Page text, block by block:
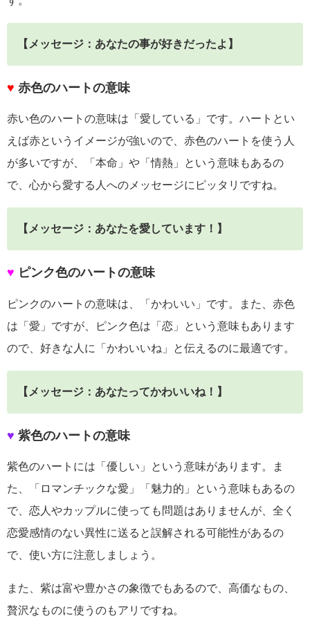
【メッセージ：あなたの事が好きだったよ】
♥ 赤色のハートの意味
赤い色のハートの意味は「愛している」です。ハートとい
えば赤というイメージが強いので、赤色のハートを使う人
が多いですが、「本命」や「情熱」という意味もあるの
で、心から愛する人へのメッセージにピッタリですね。
【メッセージ：あなたを愛しています！】
♥ ピンク色のハートの意味
ピンクのハートの意味は、「かわいい」です。また、赤色
は「愛」ですが、ピンク色は「恋」という意味もあります
ので、好きな人に「かわいいね」と伝えるのに最適です。
【メッセージ：あなたってかわいいね！】
♥ 紫色のハートの意味
紫色のハートには「優しい」という意味があります。ま
た、「ロマンチックな愛」「魅力的」という意味もあるの
で、恋人やカップルに使っても問題はありませんが、全く
恋愛感情のない異性に送ると誤解される可能性があるの
で、使い方に注意しましょう。
また、紫は富や豊かさの象徴でもあるので、高価なもの、
贅沢なものに使うのもアリですね。